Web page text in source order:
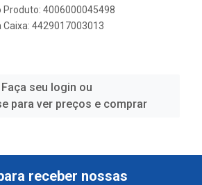
Produto: 4006000045498
Caixa: 4429017003013
Faça seu login ou
para ver preços e comprar
receber nossas